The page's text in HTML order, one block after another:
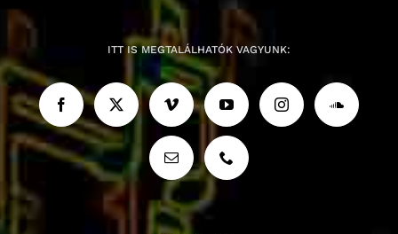
ITT IS MEGTALÁLHATÓK VAGYUNK: